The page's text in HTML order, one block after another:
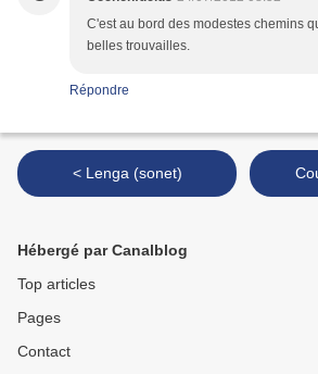
C'est au bord des modestes chemins
belles trouvailles.
Répondre
< Lenga (sonet)
Hébergé par Canalblog
Top articles
Pages
Contact